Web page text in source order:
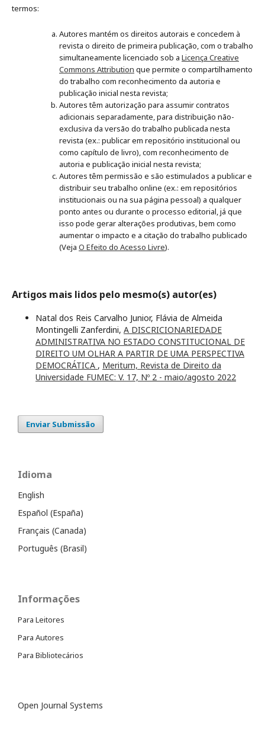
termos:
Autores mantém os direitos autorais e concedem à
revista o direito de primeira publicação, com o trabalho
simultaneamente licenciado sob a Licença Creative
Commons Attribution que permite o compartilhamento
do trabalho com reconhecimento da autoria e
publicação inicial nesta revista;
Autores têm autorização para assumir contratos
adicionais separadamente, para distribuição não-
exclusiva da versão do trabalho publicada nesta
revista (ex.: publicar em repositório institucional ou
como capítulo de livro), com reconhecimento de
autoria e publicação inicial nesta revista;
Autores têm permissão e são estimulados a publicar e
distribuir seu trabalho online (ex.: em repositórios
institucionais ou na sua página pessoal) a qualquer
ponto antes ou durante o processo editorial, já que
isso pode gerar alterações produtivas, bem como
aumentar o impacto e a citação do trabalho publicado
(Veja O Efeito do Acesso Livre).
Artigos mais lidos pelo mesmo(s) autor(es)
Natal dos Reis Carvalho Junior, Flávia de Almeida
Montingelli Zanferdini, A DISCRICIONARIEDADE
ADMINISTRATIVA NO ESTADO CONSTITUCIONAL DE
DIREITO UM OLHAR A PARTIR DE UMA PERSPECTIVA
DEMOCRÁTICA , Meritum, Revista de Direito da
Universidade FUMEC: V. 17, Nº 2 - maio/agosto 2022
Enviar Submissão
Idioma
English
Español (España)
Français (Canada)
Português (Brasil)
Informações
Para Leitores
Para Autores
Para Bibliotecários
Open Journal Systems